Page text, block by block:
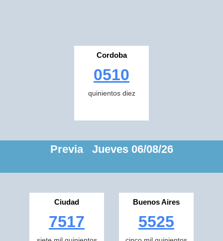
Cordoba
0510
quinientos diez
Previa Jueves 06/08/26
Ciudad
7517
Buenos Aires
5525